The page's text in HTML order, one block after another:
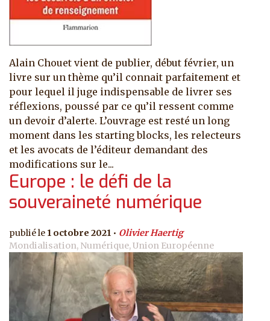
Alain Chouet vient de publier, début février, un
livre sur un thème qu’il connait parfaitement et
pour lequel il juge indispensable de livrer ses
réflexions, poussé par ce qu’il ressent comme
un devoir d’alerte. L’ouvrage est resté un long
moment dans les starting blocks, les relecteurs
et les avocats de l’éditeur demandant des
modifications sur le...
Europe : le défi de la
souveraineté numérique
1 octobre 2021
Olivier Haertig
Mondialisation, Numérique, Union Européenne